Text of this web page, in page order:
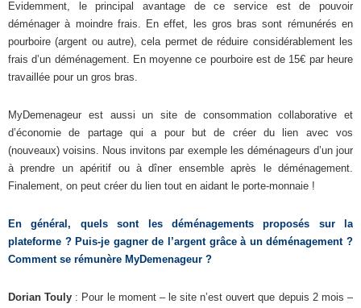
Evidemment, le principal avantage de ce service est de pouvoir
déménager à moindre frais. En effet, les gros bras sont rémunérés en
pourboire (argent ou autre), cela permet de réduire considérablement les
frais d’un déménagement. En moyenne ce pourboire est de 15€ par heure
travaillée pour un gros bras.
MyDemenageur est aussi un site de consommation collaborative et
d’économie de partage qui a pour but de créer du lien avec vos
(nouveaux) voisins. Nous invitons par exemple les déménageurs d’un jour
à prendre un apéritif ou à dîner ensemble après le déménagement.
Finalement, on peut créer du lien tout en aidant le porte-monnaie !
En général, quels sont les déménagements proposés sur la
plateforme ? Puis-je gagner de l’argent grâce à un déménagement ?
Comment se rémunère MyDemenageur ?
Dorian Touly : Pour le moment – le site n’est ouvert que depuis 2 mois –